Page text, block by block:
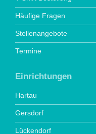
Häufige Fragen
Stellenangebote
Termine
Einrichtungen
Hartau
Gersdorf
Lückendorf